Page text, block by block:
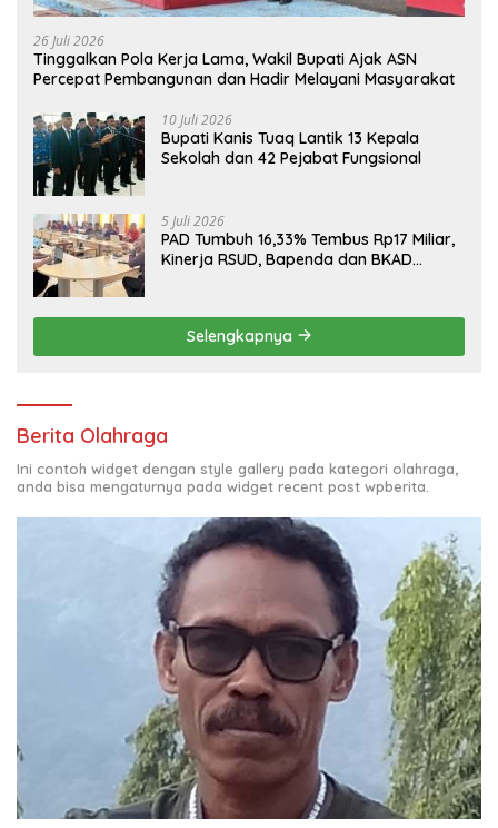
26 Juli 2026
Tinggalkan Pola Kerja Lama, Wakil Bupati Ajak ASN
Percepat Pembangunan dan Hadir Melayani Masyarakat
10 Juli 2026
Bupati Kanis Tuaq Lantik 13 Kepala
Sekolah dan 42 Pejabat Fungsional
5 Juli 2026
PAD Tumbuh 16,33% Tembus Rp17 Miliar,
Kinerja RSUD, Bapenda dan BKAD
Selengkapnya
Berita Olahraga
Ini contoh widget dengan style gallery pada kategori olahraga,
anda bisa mengaturnya pada widget recent post wpberita.